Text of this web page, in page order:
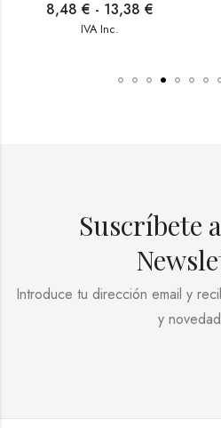
Suscríbete
Introduce tu dirección email y
y